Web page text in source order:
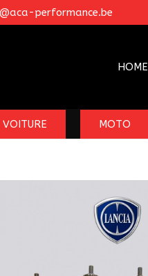
performance.be
HOME
VOITURE MOTO